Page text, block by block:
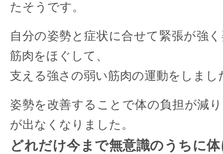
たそうです。
自分の姿勢と症状に合せて緊張が強
筋肉をほぐして、
支える強さの弱い筋肉の運動をしまし
姿勢を改善することで体の負担が減
が出なくなりました。
どれだけ今まで無意識のうちに